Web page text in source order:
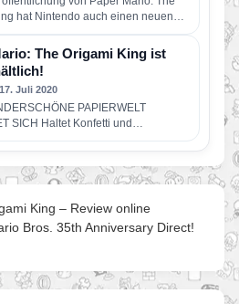
hat Nintendo auch einen neuen
gestellt. Er…
The Origami King ist
17. Juli 2020
PAPIERWELT
SICH Haltet Konfetti und
bereit, denn Paper Mario: The
ist jetzt…
King – Review online
Bros. 35th Anniversary Direct!